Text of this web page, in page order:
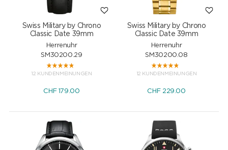
Swiss Military by Chrono
Classic Date 39mm
Herrenuhr
SM30200.29
12 KUNDENMEINUNGEN
CHF 179.00
Swiss Military by Chrono
Classic Date 39mm
Herrenuhr
SM30200.08
12 KUNDENMEINUNGEN
CHF 229.00